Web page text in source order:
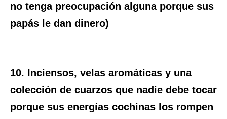
no tenga preocupación alguna porque sus
papás le dan dinero)
10. Inciensos, velas aromáticas y una
colección de cuarzos que nadie debe tocar
porque sus energías cochinas los rompen